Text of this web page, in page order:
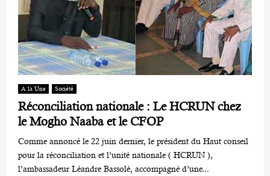
A la Une Société
Réconciliation nationale : Le HCRUN chez
le Mogho Naaba et le CFOP
Comme annoncé le 22 juin dernier, le président du Haut conseil
pour la réconciliation et l’unité nationale ( HCRUN ),
l’ambassadeur Léandre Bassolé, accompagné d’une...